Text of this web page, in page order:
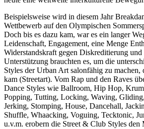
Beispielsweise wird in diesem Jahr
Wettbewerb auf den Olympischen
Doch bis es dazu kam, war es ein langer
Leidenschaft, Engagement, eine Menge
Widerstandskraft gegen Diskreditierung und
Unterstützung brauchten es, um die
Styles der Urban Art salonfähig zu machen,
kam (Streetart). Vom Rap und den Raves
Dance Styles wie Ballroom, Hip Hop,
Popping, Tutting, Locking, Waving,
Jerking, Stomping, House, Dancehall,
Shuffle, Whaacking, Voguing, Tecktonic,
u.v.m. erobern die Street & Club Styles den